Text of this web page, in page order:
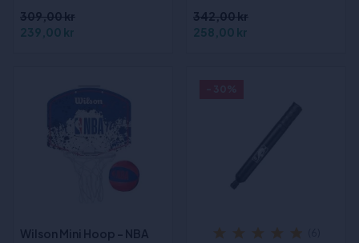
309,00 kr
239,00 kr
342,00 kr
258,00 kr
Wilson Mini Hoop - NBA